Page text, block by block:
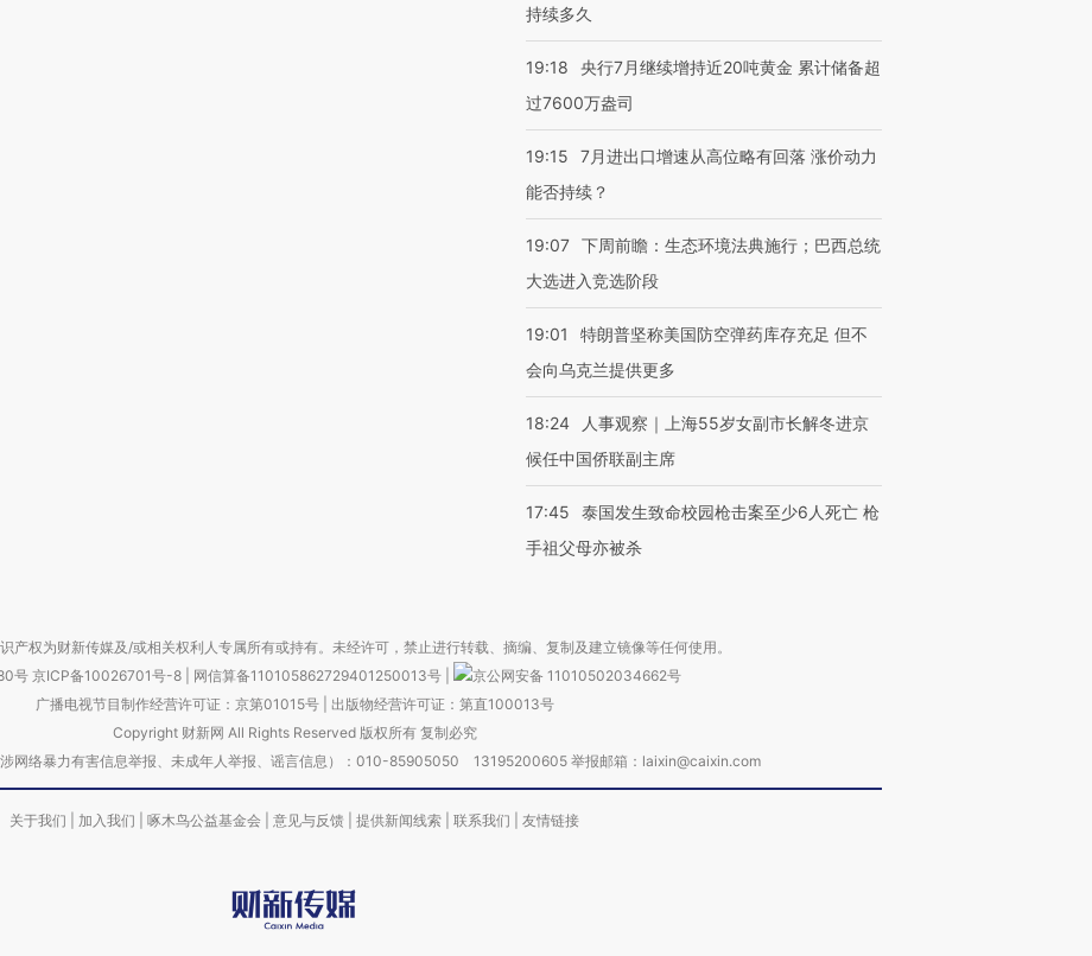
持续多久
19:18
央行7月继续增持近20吨黄金 累计储备超
过7600万盎司
19:15
7月进出口增速从高位略有回落 涨价动力
能否持续？
19:07 下周前瞻：生态环境法典施行；巴西总统
大选进入竞选阶段
19:01
特朗普坚称美国防空弹药库存充足 但不
会向乌克兰提供更多
18:24
人事观察｜上海55岁女副市长解冬进京
候任中国侨联副主席
17:45
泰国发生致命校园枪击案至少6人死亡 枪
手祖父母亦被杀
产权为财新传媒及/或相关权利人专属所有或持有。未经许可，禁止进行转载、摘编、复制及建立镜像等任何使用。
号 京ICP备10026701号-8 网信算备110105862729401250013号
京公网安备 11010502034662号
广播电视节目制作经营许可证：京第01015号| 出版物经营许可证：第直100013号
Copyright 财新网 All Rights Reserved 版权所有 复制必究
网络暴力有害信息举报、未成年人举报、谣言信息）：010-85905050 13195200605 举报邮箱：laixin@caixin.com
关于我们 加入我们 啄木鸟公益基金会 意见与反馈 提供新闻线索 联系我们 友情链接